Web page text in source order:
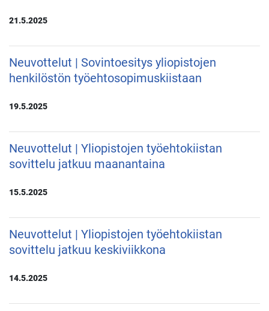
21.5.2025
Neuvottelut | Sovintoesitys yliopistojen
henkilöstön työehtosopimuskiistaan
19.5.2025
Neuvottelut | Yliopistojen työehtokiistan
sovittelu jatkuu maanantaina
15.5.2025
Neuvottelut | Yliopistojen työehtokiistan
sovittelu jatkuu keskiviikkona
14.5.2025